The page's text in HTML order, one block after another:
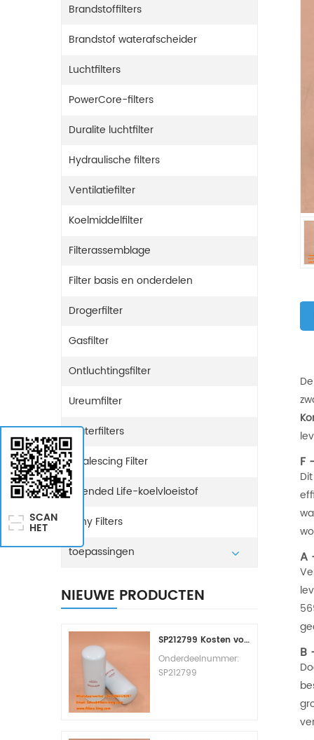
Brandstoffilters
Brandstof waterafscheider
Luchtfilters
PowerCore-filters
Duralite luchtfilter
Hydraulische filters
Ventilatiefilter
Koelmiddelfilter
Filterassemblage
Filter basis en onderdelen
Drogerfilter
Gasfilter
Ontluchtingsfilter
Ureumfilter
Waterfilters
Coalescing Filter
Extended Life-koelvloeistof
Sany Filters
toepassingen
NIEUWE PRODUCTEN
SP212799 Kosten voor het vervangen van het brandstoffilter
Onderdeelnummer:
SP212799
De
F
Dit
A
B
SCAN
HET